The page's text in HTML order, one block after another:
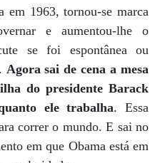
em 1963, tornou-se marca
e aumentou-lhe o
se foi espontânea ou
Agora sai de cena a mesa
do presidente Barack
ele trabalha. Essa
correr o mundo. E sai no
em que Obama está em